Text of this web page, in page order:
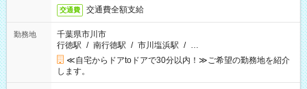
交通費 交通費全額支給
勤務地
千葉県市川市
行徳駅 / 南行徳駅 / 市川塩浜駅 / …
≪自宅からドアtoドアで30分以内！≫ご希望の勤務地を紹介
します。